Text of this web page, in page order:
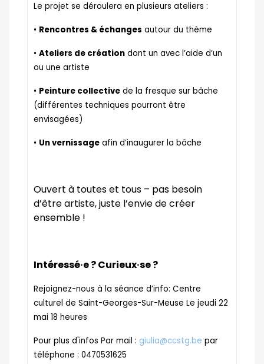
Le projet se déroulera en plusieurs ateliers :
• Rencontres & échanges autour du thème
• Ateliers de création dont un avec l’aide d’un
ou une artiste
• Peinture collective de la fresque sur bâche
(différentes techniques pourront être
envisagées)
• Un vernissage afin d’inaugurer la bâche
Ouvert à toutes et tous – pas besoin
d’être artiste, juste l’envie de créer
ensemble !
Intéressé·e ? Curieux·se ?
Rejoignez-nous à la séance d’info: Centre
culturel de Saint-Georges-Sur-Meuse Le jeudi 22
mai 18 heures
Pour plus d'infos Par mail : giulia@ccstg.be par
téléphone : 0470531625